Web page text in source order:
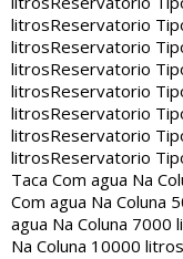
litrosReservatorio
litrosReservatorio
litrosReservatorio
litrosReservatorio
litrosReservatorio
litrosReservatorio
litrosReservatorio
Taca Com agua Na
Com agua Na Coluna
agua Na Coluna 7000
Na Coluna 10000 litros